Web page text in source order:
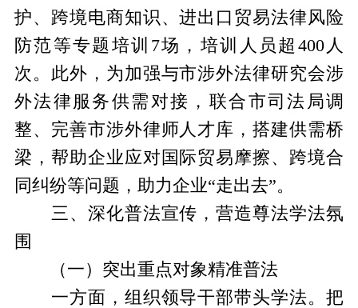
护、跨境电商知识、进出口贸易法律风险
防范等专题培训7场，培训人员超400人
次。此外，为加强与市涉外法律研究会涉
外法律服务供需对接，联合市司法局调
整、完善市涉外律师人才库，搭建供需桥
梁，帮助企业应对国际贸易摩擦、跨境合
同纠纷等问题，助力企业“走出去”。
三、深化普法宣传，营造尊法学法氛
围
（一）突出重点对象精准普法
一方面， 组织领导干部带头学法。把